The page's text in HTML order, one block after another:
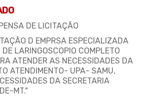
DE LICITAÇÃO
D EMPRSA ESPECIALIZADA
LARINGOSCOPIO COMPLETO
ATENDER AS NECESSIDADES DA
ATENDIMENTO- UPA- SAMU,
DA SECRETARIA
MT."